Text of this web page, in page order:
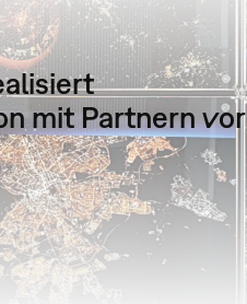
mit Partnern vor